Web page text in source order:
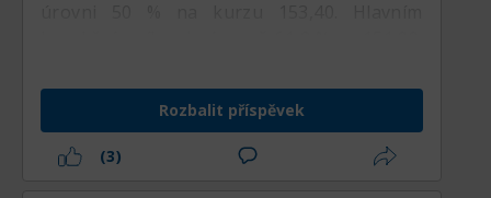
právě k ní. Teď je důležité určit se s
lokálním vektorem.Rozbalit příspěvek
(3)